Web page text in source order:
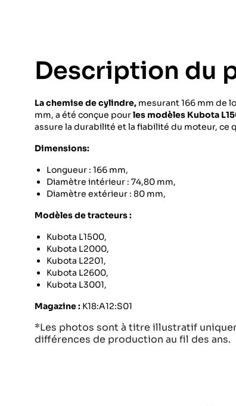
Description du
La chemise de cylindre, mesurant 166 mm de
mm, a été conçue pourles modèles Kubota
assure la durabilité et la fiabilité du moteur, ce
Dimensions:
Longueur : 166 mm,
Diamètre intérieur : 74,80 mm,
Diamètre extérieur : 80 mm,
Modèles de tracteurs :
Kubota L1500,
Kubota L2000,
Kubota L2201,
Kubota L2600,
Kubota L3001,
Magazine : K18:A12:S01
*Les photos sont à titre illustratif
différences de production au fil des ans.